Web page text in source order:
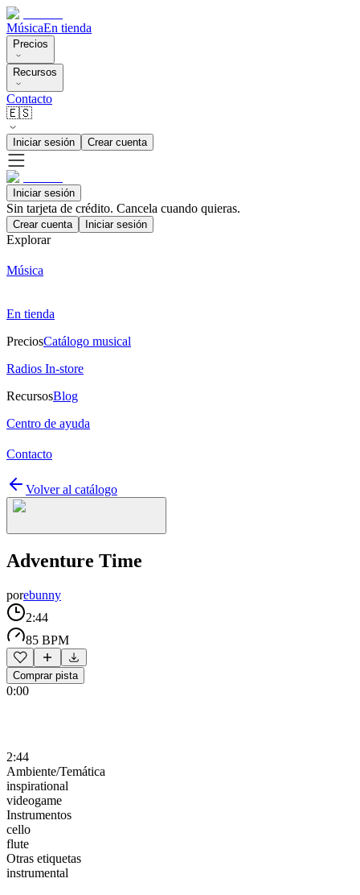
MúsicaEn tienda
Precios
Recursos
Contacto
🇪🇸
Iniciar sesión Crear cuenta
Iniciar sesión
Sin tarjeta de crédito. Cancela cuando quieras.
Crear cuenta Iniciar sesión
Explorar
Música
En tienda
PreciosCatálogo musical
Radios In-store
RecursosBlog
Centro de ayuda
Contacto
Volver al catálogo
Adventure Time
porebunny
2:44
85 BPM
Comprar pista
0:00
2:44
Ambiente/Temática
inspirational
videogame
Instrumentos
cello
flute
Otras etiquetas
instrumental